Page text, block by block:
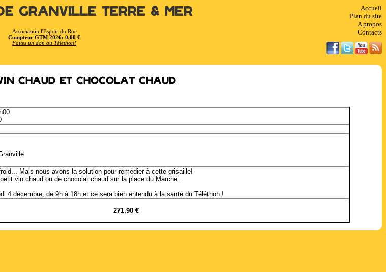
Accueil
Plan du site
A propos
Contacts
Granville Terre & Mer
Association l'Espoir du Roc
Compteur GTM 2026: 0,00 €
Faites un don au Téléthon!
chaud et chocolat chaud
Mais nous avons la solution pour remédier à cette grisaille!
vin chaud ou de chocolat chaud sur la place du Marché.
4 décembre, de 9h à 18h et ce sera bien entendu à la santé du Téléthon !
271,90 €